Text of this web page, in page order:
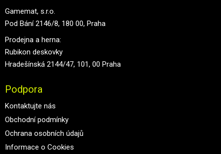
Gamemat, s.r.o.
Pod Bání 2146/8, 180 00, Praha
Prodejna a herna:
Rubikon deskovky
Hradešínská 2144/47, 101, 00 Praha
Podpora
Kontaktujte nás
Obchodní podmínky
Ochrana osobních údajů
Informace o Cookies